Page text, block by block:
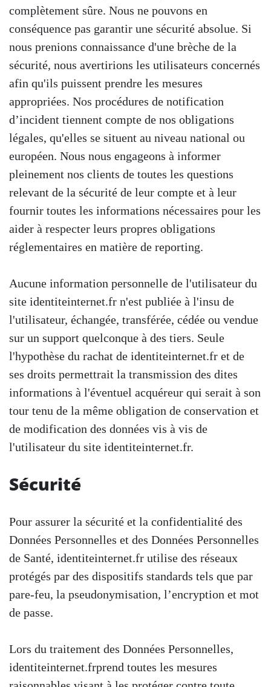
complètement sûre. Nous ne pouvons en
conséquence pas garantir une sécurité absolue. Si
nous prenions connaissance d'une brèche de la
sécurité, nous avertirions les utilisateurs concernés
afin qu'ils puissent prendre les mesures
appropriées. Nos procédures de notification
d’incident tiennent compte de nos obligations
légales, qu'elles se situent au niveau national ou
européen. Nous nous engageons à informer
pleinement nos clients de toutes les questions
relevant de la sécurité de leur compte et à leur
fournir toutes les informations nécessaires pour les
aider à respecter leurs propres obligations
réglementaires en matière de reporting.
Aucune information personnelle de l'utilisateur du
site identiteinternet.fr n'est publiée à l'insu de
l'utilisateur, échangée, transférée, cédée ou vendue
sur un support quelconque à des tiers. Seule
l'hypothèse du rachat de identiteinternet.fr et de
ses droits permettrait la transmission des dites
informations à l'éventuel acquéreur qui serait à son
tour tenu de la même obligation de conservation et
de modification des données vis à vis de
l'utilisateur du site identiteinternet.fr.
Sécurité
Pour assurer la sécurité et la confidentialité des
Données Personnelles et des Données Personnelles
de Santé, identiteinternet.fr utilise des réseaux
protégés par des dispositifs standards tels que par
pare-feu, la pseudonymisation, l’encryption et mot
de passe.
Lors du traitement des Données Personnelles,
identiteinternet.frprend toutes les mesures